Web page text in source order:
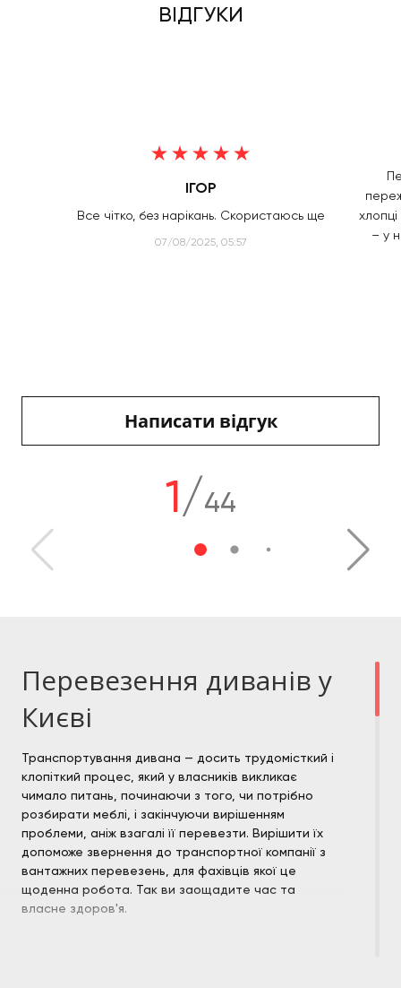
ВІДГУКИ
Все чітко, без нарікань. Скористаюсь ще
ІГОР
07/08/2025, 05:57
– у
Написати відгук
1/44
Перевезення диванів у
Києві
Транспортування дивана — досить трудомісткий і
клопіткий процес, який у власників викликає
чимало питань, починаючи з того, чи потрібно
розбирати меблі, і закінчуючи вирішенням
проблеми, аніж взагалі її перевезти. Вирішити їх
допоможе звернення до транспортної компанії з
вантажних перевезень, для фахівців якої це
щоденна робота. Так ви заощадите час та
власне здоров'я.